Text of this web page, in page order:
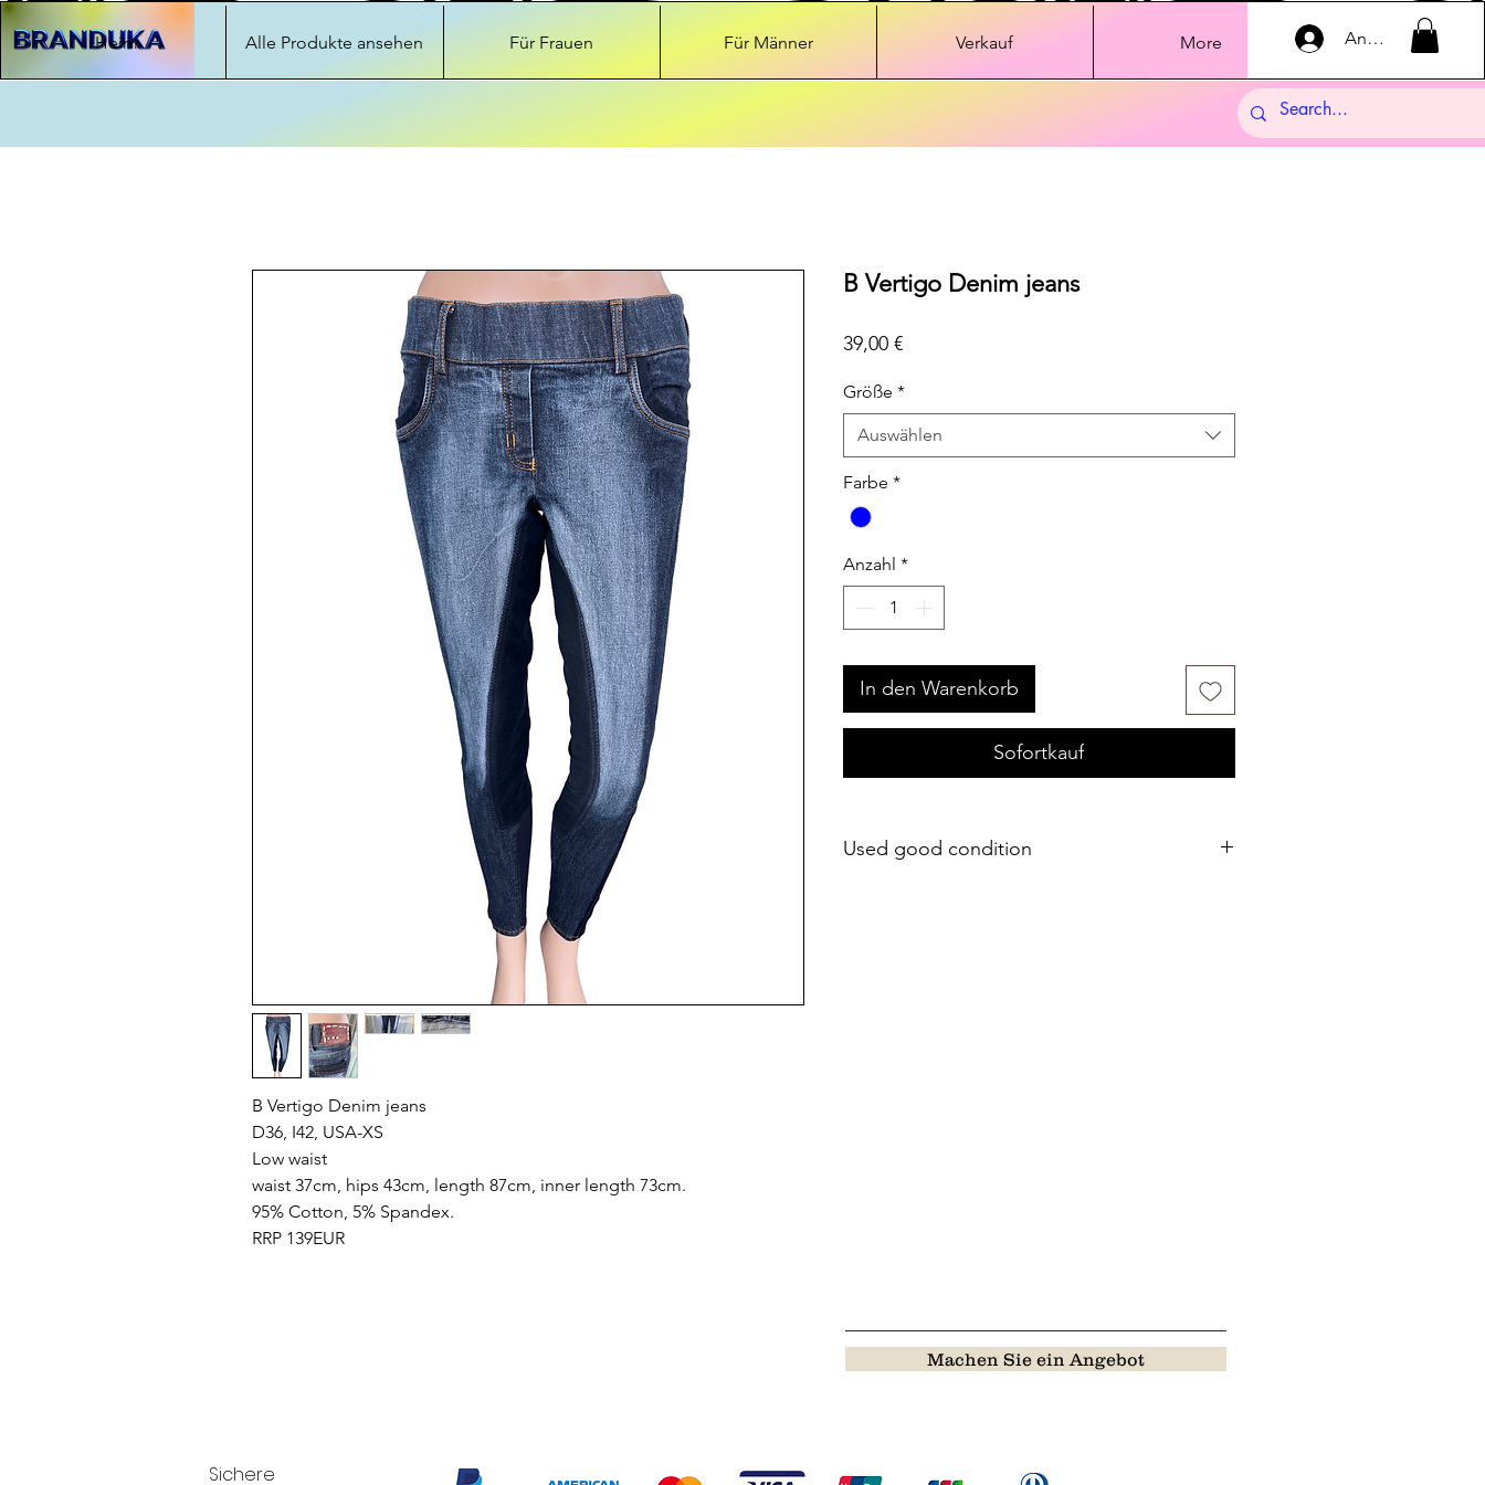
Heim Alle Produkte ansehen Für Frauen Für Männer Verkauf More Anmelden
B Vertigo Denim jeans
D36, I42, USA-XS
Low waist
waist 37cm, hips 43cm, length 87cm, inner length 73cm.
95% Cotton, 5% Spandex.
RRP 139EUR
B Vertigo Denim jeans
39,00 €Preis
Größe *
Auswählen
Farbe *
Anzahl *
In den Warenkorb
Sofortkauf
Used good condition
Machen Sie ein Angebot
Sichere